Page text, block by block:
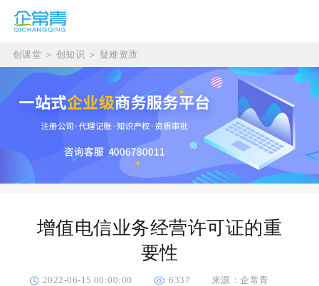
创课堂 ＞ 创知识 ＞ 疑难资质
增值电信业务经营许可证的重
要性
2022-06-15 00:00:00 6337 来源：企常青